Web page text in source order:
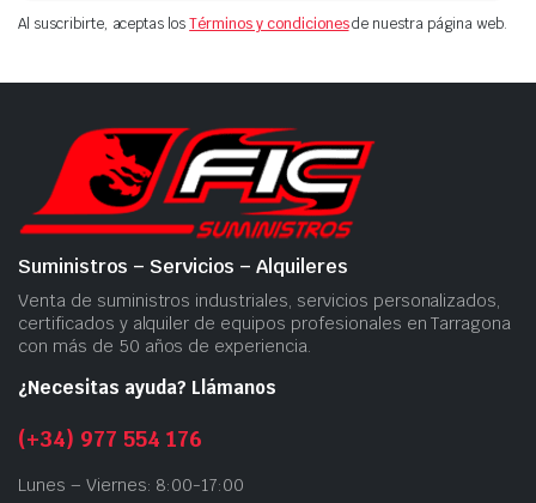
Al suscribirte, aceptas losTérminos y condicionesde nuestra página web.
Suministros – Servicios – Alquileres
Venta de suministros industriales, servicios personalizados,
certificados y alquiler de equipos profesionales en Tarragona
con más de 50 años de experiencia.
¿Necesitas ayuda? Llámanos
(+34) 977 554 176
Lunes – Viernes: 8:00-17:00